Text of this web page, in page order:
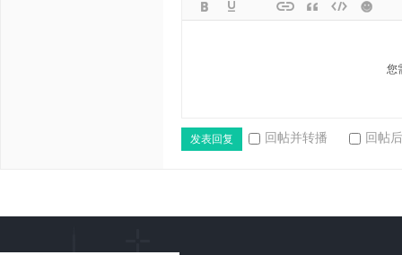
您
发表回复 回帖并转播 回帖